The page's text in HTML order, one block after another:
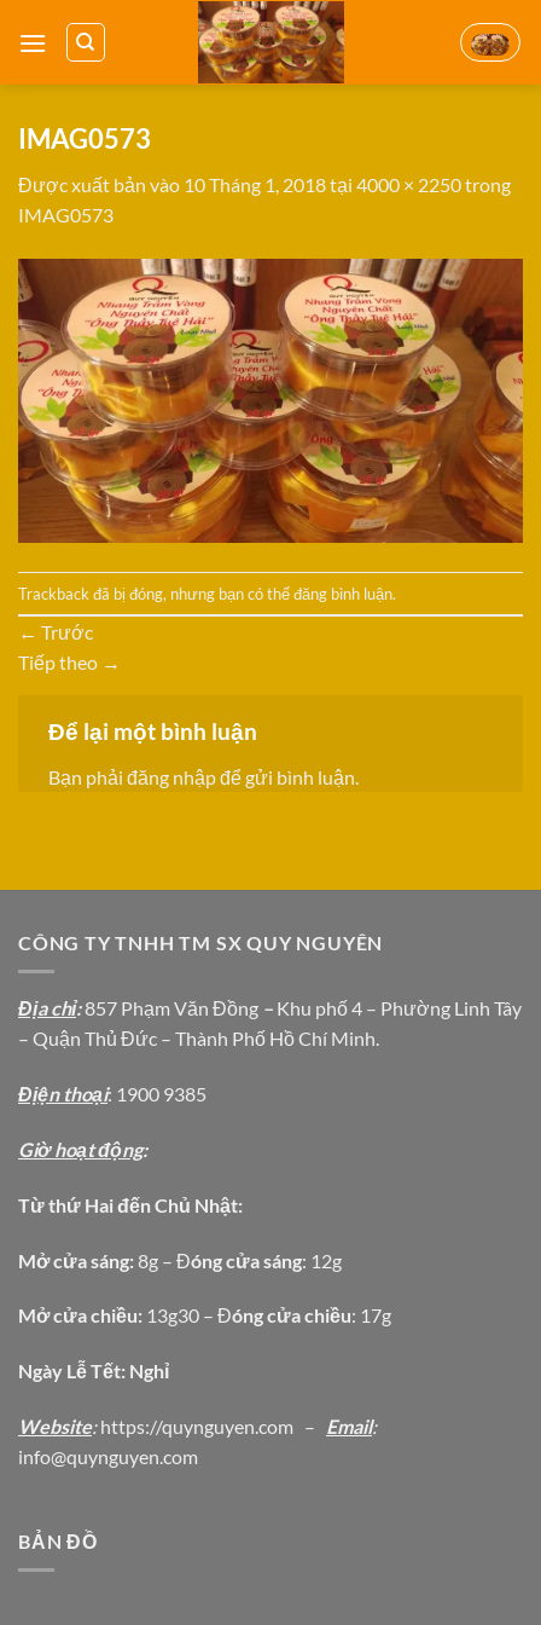
qua
IMAG0573
Được xuất bản vào 10 Tháng 1, 2018tại 4000 × 2250trong
IMAG0573
Trackback đã bị đóng, nhưng bạn có thểđăng bình luận.
← Trước
Tiếp theo →
Để lại một bình luận
Bạn phải đăng nhậpđể gửi bình luận.
CÔNG TY TNHH TM SX QUY NGUYÊN
Địa chỉ:857 Phạm Văn Đồng – Khu phố 4 – Phường Linh Tây
– Quận Thủ Đức – Thành Phố Hồ Chí Minh.
Địện thoại: 1900 9385
Giờ hoạt động:
Từ thứ Hai đến Chủ Nhật:
Mở cửa sáng: 8g – Đóng cửa sáng: 12g
Mở cửa chiều: 13g30 – Đóng cửa chiều: 17g
Ngày Lễ Tết: Nghỉ
Website:https://quynguyen.com – Email:
info@quynguyen.com
BẢN ĐỒ